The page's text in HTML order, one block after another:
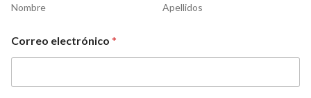
Nombre Apellidos
Correo electrónico *